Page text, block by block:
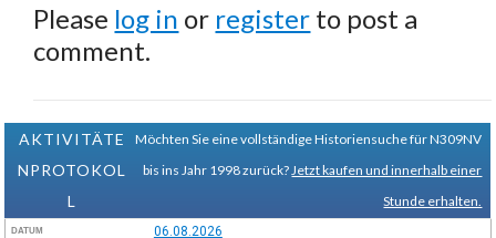
Please log in or register to post a
comment.
AKTIVITÄTE
NPROTOKOL
L
Möchten Sie eine vollständige Historiensuche für N309NV
bis ins Jahr 1998 zurück? Jetzt kaufen und innerhalb einer
Stunde erhalten.
DATUM 06.08.2026